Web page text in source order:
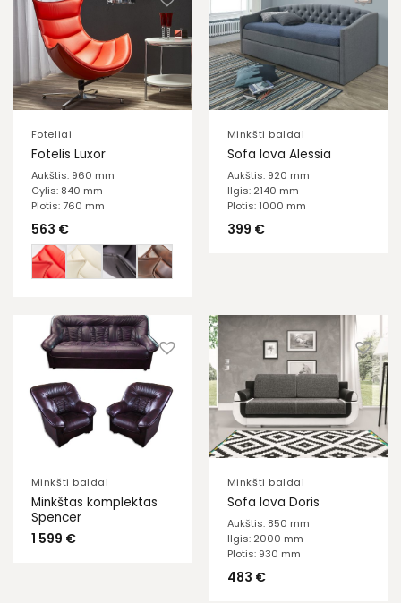
Foteliai
Fotelis Luxor
Aukštis: 960 mm
Gylis: 840 mm
Plotis: 760 mm
563 €
Minkšti baldai
Sofa lova Alessia
Aukštis: 920 mm
Ilgis: 2140 mm
Plotis: 1000 mm
399 €
Minkšti baldai
Minkštas komplektas
Spencer
1 599 €
Minkšti baldai
Sofa lova Doris
Aukštis: 850 mm
Ilgis: 2000 mm
Plotis: 930 mm
483 €